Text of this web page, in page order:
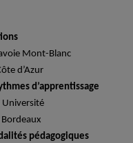
Mont-Blanc
d’Azur
d’apprentissage
Université
pédagogiques